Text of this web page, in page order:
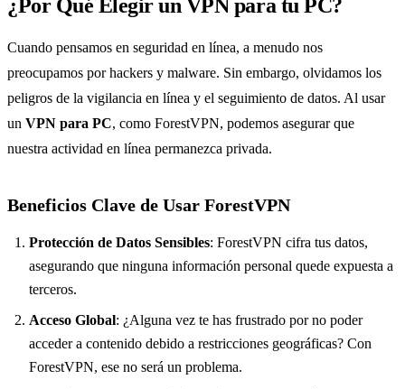
¿Por Qué Elegir un VPN para tu PC?
Cuando pensamos en seguridad en línea, a menudo nos
preocupamos por hackers y malware. Sin embargo, olvidamos los
peligros de la vigilancia en línea y el seguimiento de datos. Al usar
un VPN para PC, como ForestVPN, podemos asegurar que
nuestra actividad en línea permanezca privada.
Beneficios Clave de Usar ForestVPN
Protección de Datos Sensibles: ForestVPN cifra tus datos,
asegurando que ninguna información personal quede expuesta a
terceros.
Acceso Global: ¿Alguna vez te has frustrado por no poder
acceder a contenido debido a restricciones geográficas? Con
ForestVPN, ese no será un problema.